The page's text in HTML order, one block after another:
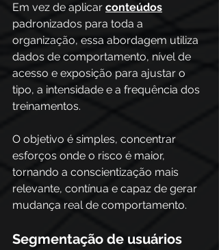
Em vez de aplicar conteúdos
padronizados para toda a
organização, essa abordagem utiliza
dados de comportamento, nível de
acesso e exposição para ajustar o
tipo, a intensidade e a frequência dos
treinamentos.
O objetivo é simples, concentrar
esforços onde o risco é maior,
tornando a conscientização mais
relevante, contínua e capaz de gerar
mudança real de comportamento.
Segmentação de usuários